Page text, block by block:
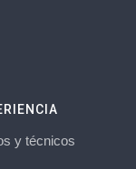
y técnicos